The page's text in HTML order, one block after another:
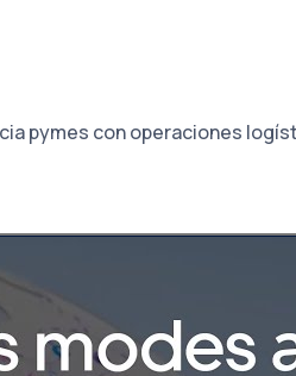
pymes con operaciones